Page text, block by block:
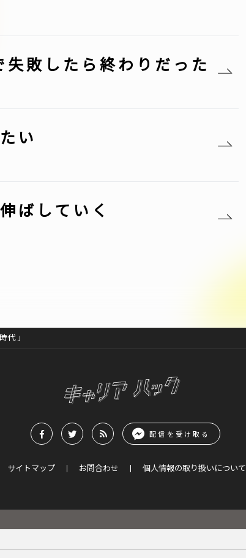
失敗したら終わりだった
い
ばしていく
代 」
配信を受け取る
サイトマップ お問合わせ 個人情報の取り扱いについて